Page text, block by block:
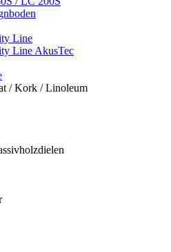
Line
Line AkusTec
/ Kork / Linoleum